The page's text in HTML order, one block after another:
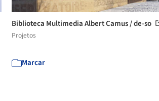
Biblioteca Multimedia Albert Camus / de-so
Projetos
Marcar